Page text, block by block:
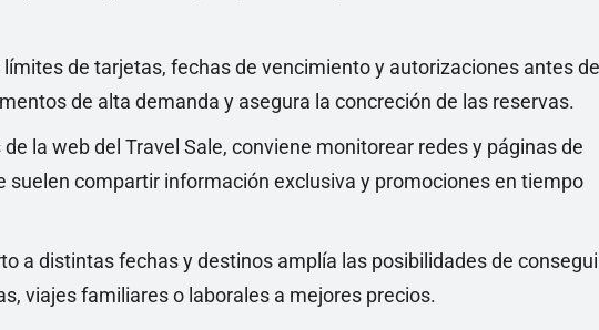
de tarjetas, fechas de vencimiento y autorizaciones antes
de alta demanda y asegura la concreción de las reservas.
la web del Travel Sale, conviene monitorear redes y páginas de
suelen compartir información exclusiva y promociones en tiempo
a distintas fechas y destinos amplía las posibilidades de
viajes familiares o laborales a mejores precios.